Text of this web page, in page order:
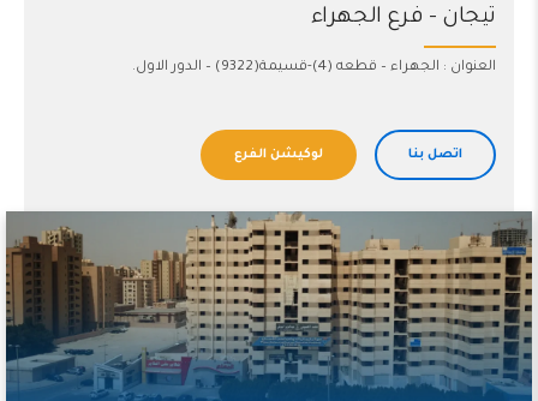
تيجان – فرع الجهراء
العنوان : الجهراء – قطعه (4)-قسيمة(9322) – الدور الاول.
اتصل بنا لوكيشن الفرع